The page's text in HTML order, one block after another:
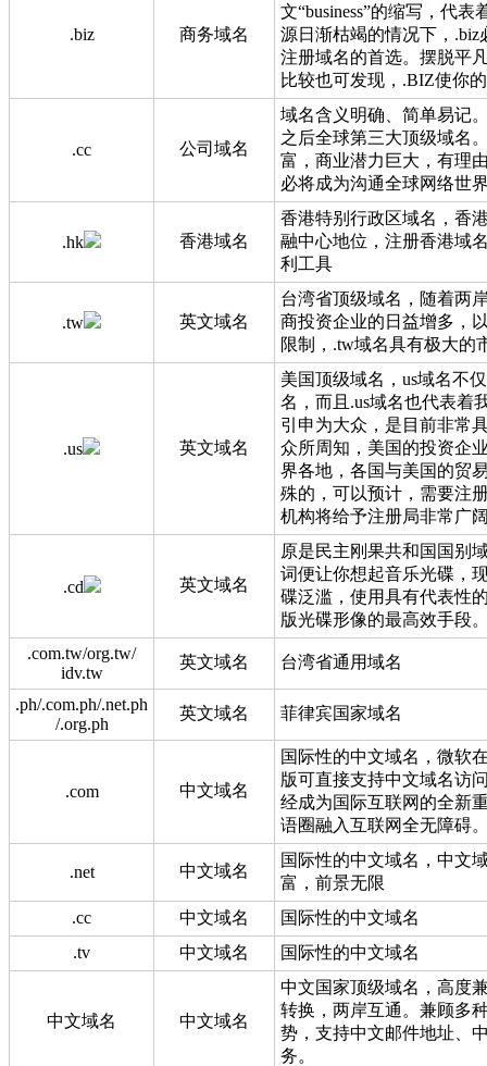
.biz 商务域名
文“business”的缩写，代表
源日渐枯竭的情况下，.biz
注册域名的首选。摆脱平
比较也可发现，.BIZ使你
.cc 公司域名
域名含义明确、简单易记
之后全球第三大顶级域名
富，商业潜力巨大，有理
必将成为沟通全球网络世
.hk 香港域名
香港特别行政区域名，香
融中心地位，注册香港域
利工具
.tw 英文域名
台湾省顶级域名，随着两
商投资企业的日益增多，
限制，.tw域名具有极大的
.us 英文域名
美国顶级域名，us域名不
名，而且.us域名也代表着
引申为大众，是目前非常
众所周知，美国的投资企
界各地，各国与美国的贸
殊的，可以预计，需要注
机构将给予注册局非常广
.cd 英文域名
原是民主刚果共和国国别
词便让你想起音乐光碟，
碟泛滥，使用具有代表性
版光碟形像的最高效手段
.com.tw/org.tw/
idv.tw
英文域名 台湾省通用域名
.ph/.com.ph/.net.ph
/.org.ph
英文域名 菲律宾国家域名
.com 中文域名
国际性的中文域名，微软
版可直接支持中文域名访
经成为国际互联网的全新
语圈融入互联网全无障碍
.net 中文域名
国际性的中文域名，中文
富，前景无限
.cc
中文域名
国际性的中文域名
.tv
中文域名 国际性的中文域名
中文域名 中文域名
中文国家顶级域名，高度
转换，两岸互通。兼顾多
势，支持中文邮件地址、
务。